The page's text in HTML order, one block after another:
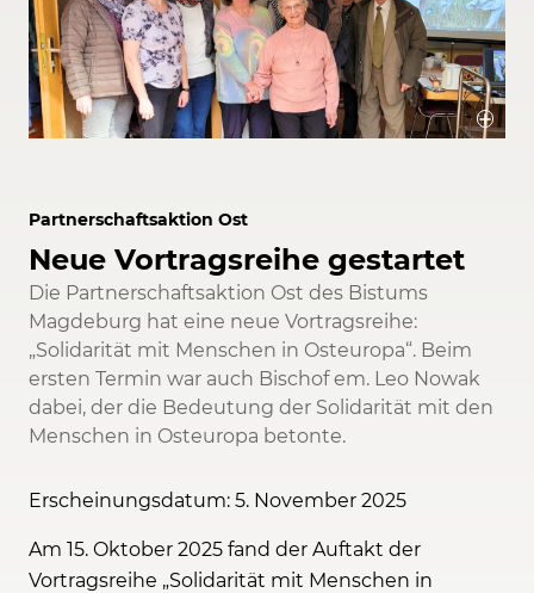
Partnerschaftsaktion Ost
Neue Vortragsreihe gestartet
Die Partnerschaftsaktion Ost des Bistums
Magdeburg hat eine neue Vortragsreihe:
„Solidarität mit Menschen in Osteuropa“. Beim
ersten Termin war auch Bischof em. Leo Nowak
dabei, der die Bedeutung der Solidarität mit den
Menschen in Osteuropa betonte.
Erscheinungsdatum: 5. November 2025
Am 15. Oktober 2025 fand der Auftakt der
Vortragsreihe „Solidarität mit Menschen in